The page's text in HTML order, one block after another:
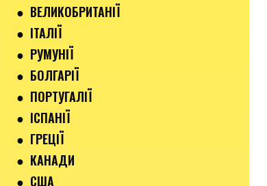
● ВЕЛИКОБРИТАНІЇ
● ІТАЛІЇ
● РУМУНІЇ
● БОЛГАРІЇ
● ПОРТУГАЛІЇ
● ІСПАНІЇ
● ГРЕЦІЇ
● КАНАДИ
● США